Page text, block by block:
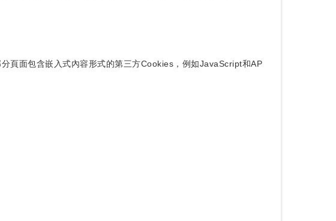
頁面包含嵌入式內容形式的第三方Cookies，例如JavaScript和AP